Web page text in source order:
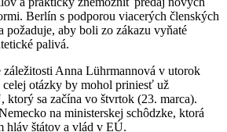
Berlín s podporou viacerých členských
požaduje, aby boli zo zákazu vyňaté
palivá.
záležitosti Anna Lührmannová v utorok
celej otázky by mohol priniesť už
ktorý sa začína vo štvrtok (23. marca).
na ministerskej schôdzke, ktorá
hláv štátov a vlád v EÚ.